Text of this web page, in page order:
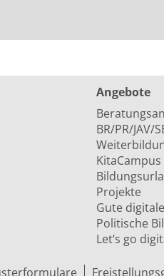
Angebote
BR/PR/JAV/
KitaCampus
Projekte
Gute
Politische
Let‘s go